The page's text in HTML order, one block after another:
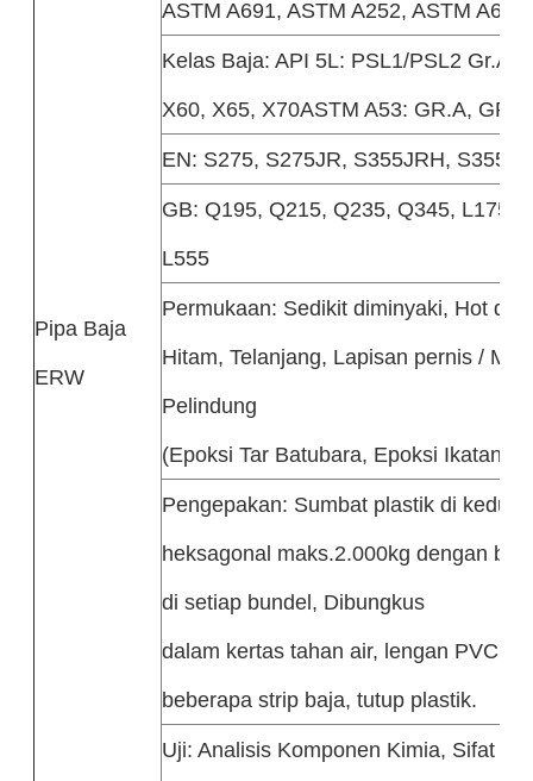
Pipa Baja
ERW
ASTM A691, ASTM A252, ASTM
Kelas Baja: API 5L: PSL1/PSL2 Gr.A,
X60, X65, X70ASTM A53: GR.A, GR.B
EN: S275, S275JR, S355JRH,
GB: Q195, Q215, Q235, Q345, L175,
L555
Permukaan: Sedikit diminyaki, Hot dip
Hitam, Telanjang, Lapisan pernis /
Pelindung
(Epoksi Tar Batubara, Epoksi Ikatan
Pengepakan: Sumbat plastik di kedua
heksagonal maks.2.000kg dengan
di setiap bundel, Dibungkus
dalam kertas tahan air, lengan PVC,
beberapa strip baja, tutup plastik.
Uji: Analisis Komponen Kimia, Sifat